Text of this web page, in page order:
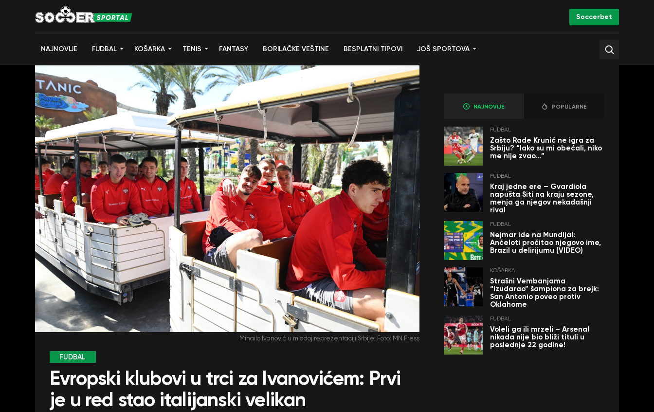
Soccerbet
NAJNOVIJE FUDBAL KOŠARKA TENIS FANTASY BORILAČKE VEŠTINE BESPLATNI TIPOVI JOŠ SPORTOVA
Mihailo Ivanović u mladoj reprezentaciji Srbije; Foto: MN Press
FUDBAL
Evropski klubovi u trci za Ivanovićem: Prvi
je u red stao italijanski velikan
NAJNOVIJE POPULARNE
FUDBAL
Zašto Rade Krunić ne igra za
Srbiju? “Iako su mi obećali, niko
me nije zvao…”
FUDBAL
Kraj jedne ere – Gvardiola
napušta Siti na kraju sezone,
menja ga njegov nekadašnji
rival
FUDBAL
Nejmar ide na Mundijal:
Anćeloti pročitao njegovo ime,
Brazil u delirijumu (VIDEO)
KOŠARKA
Strašni Vembanjama
“izudarao” šampiona za brejk:
San Antonio poveo protiv
Oklahome
FUDBAL
Voleli ga ili mrzeli – Arsenal
nikada nije bio bliži tituli u
poslednje 22 godine!